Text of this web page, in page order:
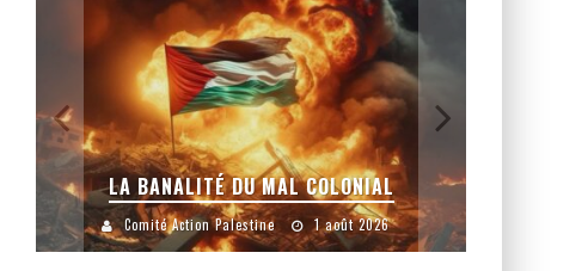
LA BANALITÉ DU MAL COLONIAL
Comité Action Palestine 1 août 2026